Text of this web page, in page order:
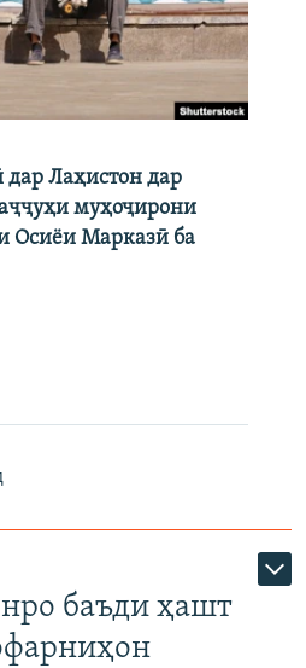
Лаҳистон дар
муҳоҷирони
Осиёи Марказӣ ба
баъди ҳашт